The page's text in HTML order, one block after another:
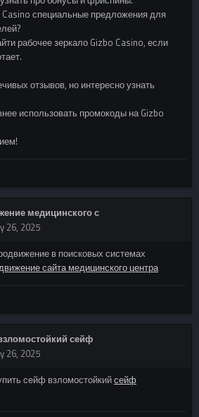
специальные предложения для
рабочее зеркало Gizbo Casino, если
отзывов, но интересно узнать
использовать промокоды на Gizbo
медицинского с
26, 2025
в поисковых системах
сайта медицинского центра
сейф
26, 2025
сейф взломостойкийсейф